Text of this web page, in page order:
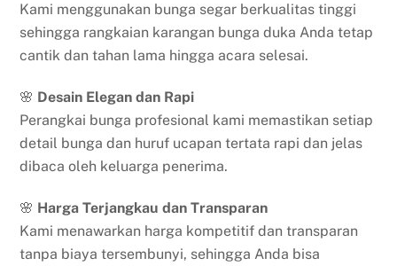
Kami menggunakan bunga segar berkualitas tinggi
sehingga rangkaian karangan bunga duka Anda tetap
cantik dan tahan lama hingga acara selesai.
🌸 Desain Elegan dan Rapi
Perangkai bunga profesional kami memastikan setiap
detail bunga dan huruf ucapan tertata rapi dan jelas
dibaca oleh keluarga penerima.
🌸 Harga Terjangkau dan Transparan
Kami menawarkan harga kompetitif dan transparan
tanpa biaya tersembunyi, sehingga Anda bisa